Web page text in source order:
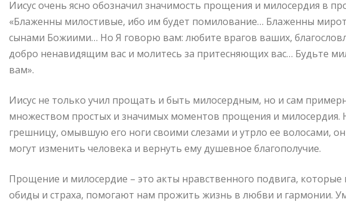
Иисус очень ясно обозначил значимость прощения и милосердия в
«Блаженны милостивые, ибо им будет помилование… Блаженны
сынами Божиими… Но Я говорю вам: любите врагов ваших,
добро ненавидящим вас и молитесь за притесняющих вас… Будьте
вам».
Иисус не только учил прощать и быть милосердным, но и сам
множеством простых и значимых моментов прощения и милосердия.
грешницу, омывшую его ноги своими слезами и утрло ее волосами,
могут изменить человека и вернуть ему душевное благополучие.
Прощение и милосердие – это акты нравственного подвига,
обиды и страха, помогают нам прожить жизнь в любви и гармонии.